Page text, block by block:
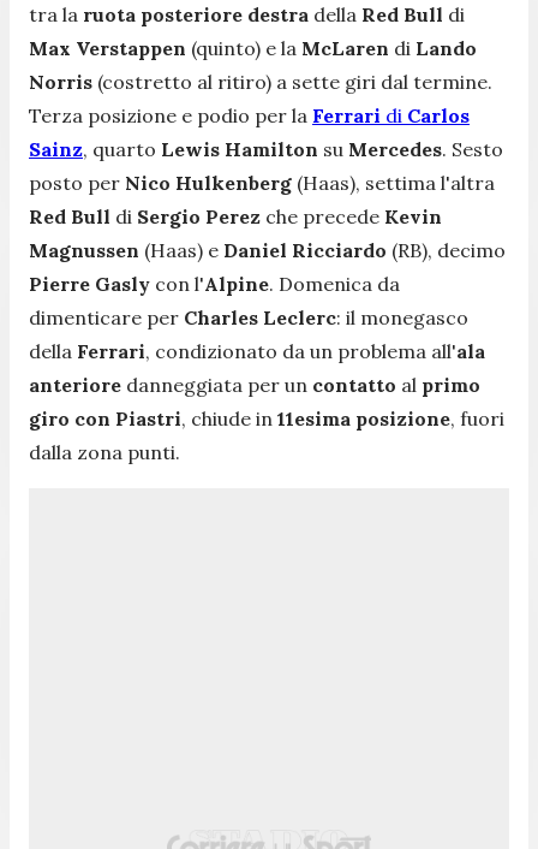
tra la ruota posteriore destra della Red Bull di
Max Verstappen (quinto) e la McLaren di Lando
Norris (costretto al ritiro) a sette giri dal termine.
Terza posizione e podio per la Ferrari di Carlos
Sainz, quarto Lewis Hamilton su Mercedes. Sesto
posto per Nico Hulkenberg (Haas), settima l'altra
Red Bull di Sergio Perez che precede Kevin
Magnussen (Haas) e Daniel Ricciardo (RB), decimo
Pierre Gasly con l'Alpine. Domenica da
dimenticare per Charles Leclerc: il monegasco
della Ferrari, condizionato da un problema all'ala
anteriore danneggiata per un contatto al primo
giro con Piastri, chiude in 11esima posizione, fuori
dalla zona punti.